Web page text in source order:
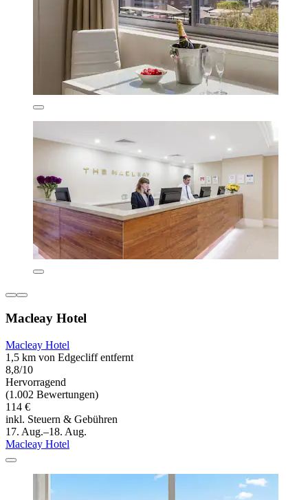
Macleay Hotel
Macleay Hotel
1,5 km von Edgecliff entfernt
8,8/10
Hervorragend
(1.002 Bewertungen)
114 €
inkl. Steuern & Gebühren
17. Aug.–18. Aug.
Macleay Hotel